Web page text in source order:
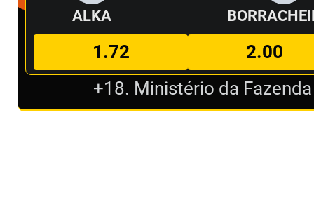
ALKA
1.72
2.00
+18. Ministério da